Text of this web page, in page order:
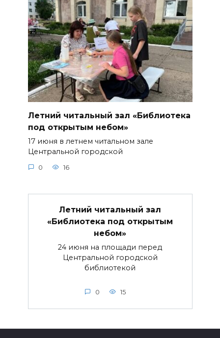
Летний читальный зал «Библиотека
под открытым небом»
17 июня в летнем читальном зале
Центральной городской
0 16
Летний читальный зал
«Библиотека под открытым
небом»
24 июня на площади перед
Центральной городской
библиотекой
0 15